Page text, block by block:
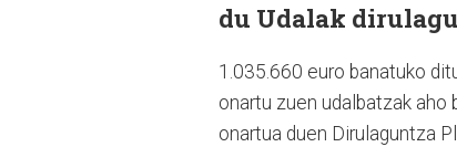
du Udalak
1.035.660 euro banatuko
onartu zuen udalbatzak aho
onartua duen Dirulaguntza